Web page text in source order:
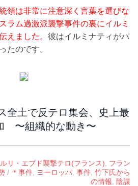
領は非常に注意深く言葉を選びな
ラム過激派襲撃事件の裏にイルミ
えました。 彼はイルミナティがパ
たのです。
全土で反テロ集会、史上最
〜組織的な動き〜
リ・エブド襲撃テロ(フランス)
フラン
/ ＊事件 ヨーロッパ 事件 竹下氏から
の情報
陰謀